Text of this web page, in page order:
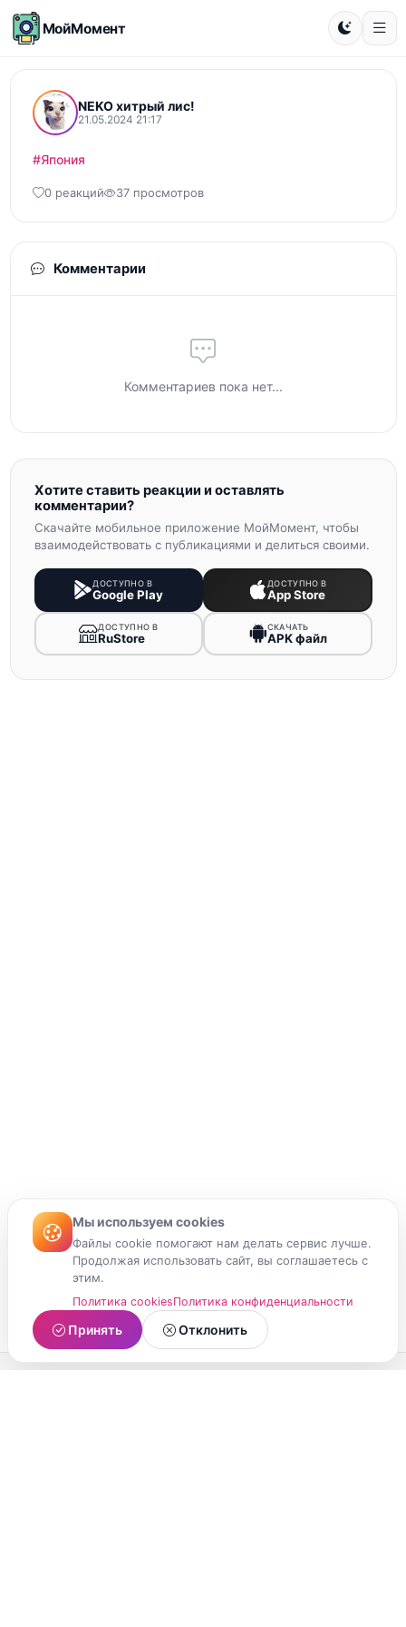
МойМомент
NEKO хитрый лис!
21.05.2024 21:17
#Япония
0 реакций 37 просмотров
Комментарии
Комментариев пока нет...
Хотите ставить реакции и оставлять
комментарии?
Скачайте мобильное приложение МойМомент, чтобы
взаимодействовать с публикациями и делиться своими.
ДОСТУПНО В
Google Play
ДОСТУПНО В
App Store
ДОСТУПНО В
RuStore
СКАЧАТЬ
APK файл
Мы используем cookies
Файлы cookie помогают нам делать сервис лучше.
Продолжая использовать сайт, вы соглашаетесь с
этим.
Политика cookiesПолитика конфиденциальности
Принять Отклонить